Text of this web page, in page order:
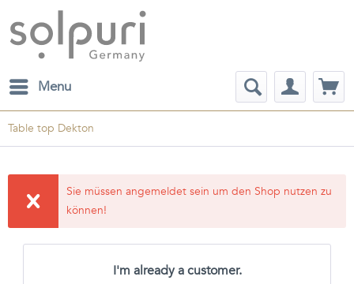
Menu
Table top Dekton
Sie müssen angemeldet sein um den Shop nutzen zu
können!
I'm already a customer.